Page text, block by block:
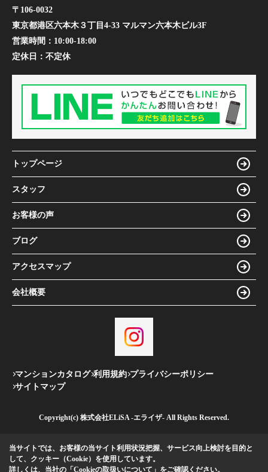
〒106-0032
東京都港区六本木３丁目4-33 マルマン六本木ビル3F
営業時間： 10:00-18:00
定休日： 不定休
トップページ
スタッフ
お客様の声
ブログ
アクセスマップ
会社概要
マンションカタログ 利用規約 プライバシーポリシー
サイトマップ
Copyright(c) 株式会社ELiSA -エライザ- All Rights Reserved.
当サイトでは、お客様の当サイト利用状況把握、サービス向上検討を目的と
して、クッキー（Cookie）を使用しています。
詳しくは、当社の 「Cookieの取扱いについて」 をご確認ください。